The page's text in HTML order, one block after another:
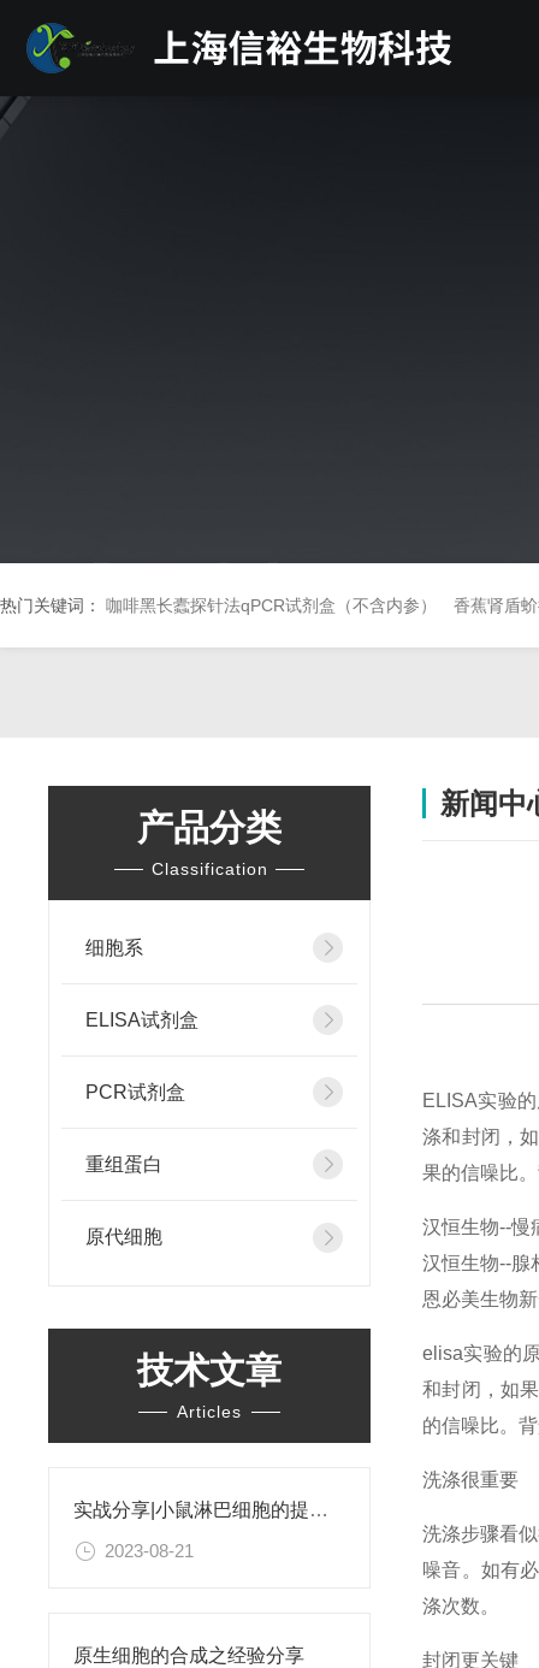
热门关键词： 咖啡黑长蠹探针法qPCR试剂盒（不含内参） 香蕉肾盾
产品分类
Classification
细胞系
ELISA试剂盒
PCR试剂盒
重组蛋白
原代细胞
技术文章
Articles
实战分享|小鼠淋巴细胞的提取和分选之经验小结
2023-08-21
原生细胞的合成之经验分享
新闻中
ELISA实验
涤和封闭，
果的信噪比
汉恒生物--慢
汉恒生物--腺
恩必美生物
elisa实验的
和封闭，如
的信噪比。
洗涤很重要
洗涤步骤看
噪音。如有
涤次数。
封闭更关键